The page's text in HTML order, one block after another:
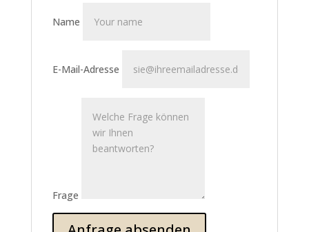
Name
E-Mail-Adresse
Frage